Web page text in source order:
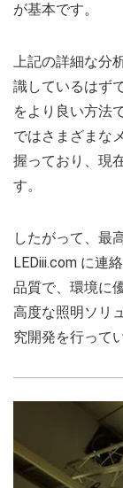
が基本です。
上記の詳細な分
識しているはず
をより良い方法
ではさまざまな
握っており、現
す。
したがって、最
LEDiii.com に連
品質で、環境に
高度な照明ソリ
究開発を行って